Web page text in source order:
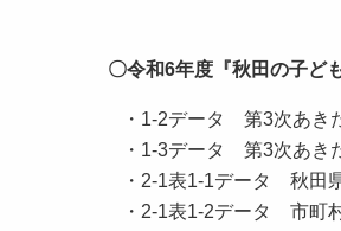
〇令和6年度『秋田の子ど
・1-2データ 第3次あき
・1-3データ 第3次あき
・2-1表1-1データ 秋田県
・2-1表1-2データ 市町